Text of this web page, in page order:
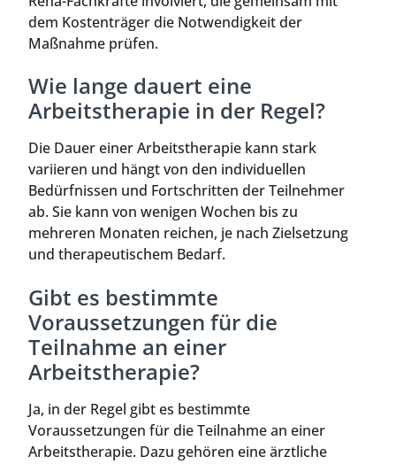
dem Kostenträger die Notwendigkeit der
Maßnahme prüfen.
Wie lange dauert eine
Arbeitstherapie in der Regel?
Die Dauer einer Arbeitstherapie kann stark
variieren und hängt von den individuellen
Bedürfnissen und Fortschritten der Teilnehmer
ab. Sie kann von wenigen Wochen bis zu
mehreren Monaten reichen, je nach Zielsetzung
und therapeutischem Bedarf.
Gibt es bestimmte
Voraussetzungen für die
Teilnahme an einer
Arbeitstherapie?
Ja, in der Regel gibt es bestimmte
Voraussetzungen für die Teilnahme an einer
Arbeitstherapie. Dazu gehören eine ärztliche